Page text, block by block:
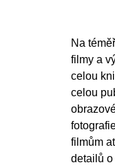
Na
filmy a
celou
celou
filmům
detailů